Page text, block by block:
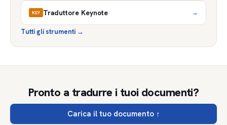
KEY Traduttore Keynote →
Tutti gli strumenti →
Pronto a tradurre i tuoi documenti?
Carica il tuo documento↑